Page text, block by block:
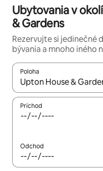
Ubytovania v
& Gardens
Rezervujte si jedinečné
bývania a mnoho iného
Poloha
Keď budú výsledky k
Príchod
Odchod